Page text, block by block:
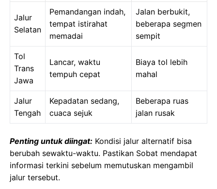
Jalur
Selatan
Pemandangan indah,
tempat istirahat
memadai
Jalan berbukit,
beberapa segmen
sempit
Tol
Trans
Jawa
Lancar, waktu
tempuh cepat
Biaya tol lebih
mahal
Jalur
Tengah
Kepadatan sedang,
cuaca sejuk
Beberapa ruas
jalan rusak
Penting untuk diingat: Kondisi jalur alternatif bisa
berubah sewaktu-waktu. Pastikan Sobat mendapat
informasi terkini sebelum memutuskan mengambil
jalur tersebut.